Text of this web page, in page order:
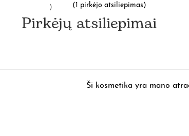
)
( 1 pirkėjo atsiliepimas)
Pirkėjų atsiliepimai
Ši kosmetika yra mano